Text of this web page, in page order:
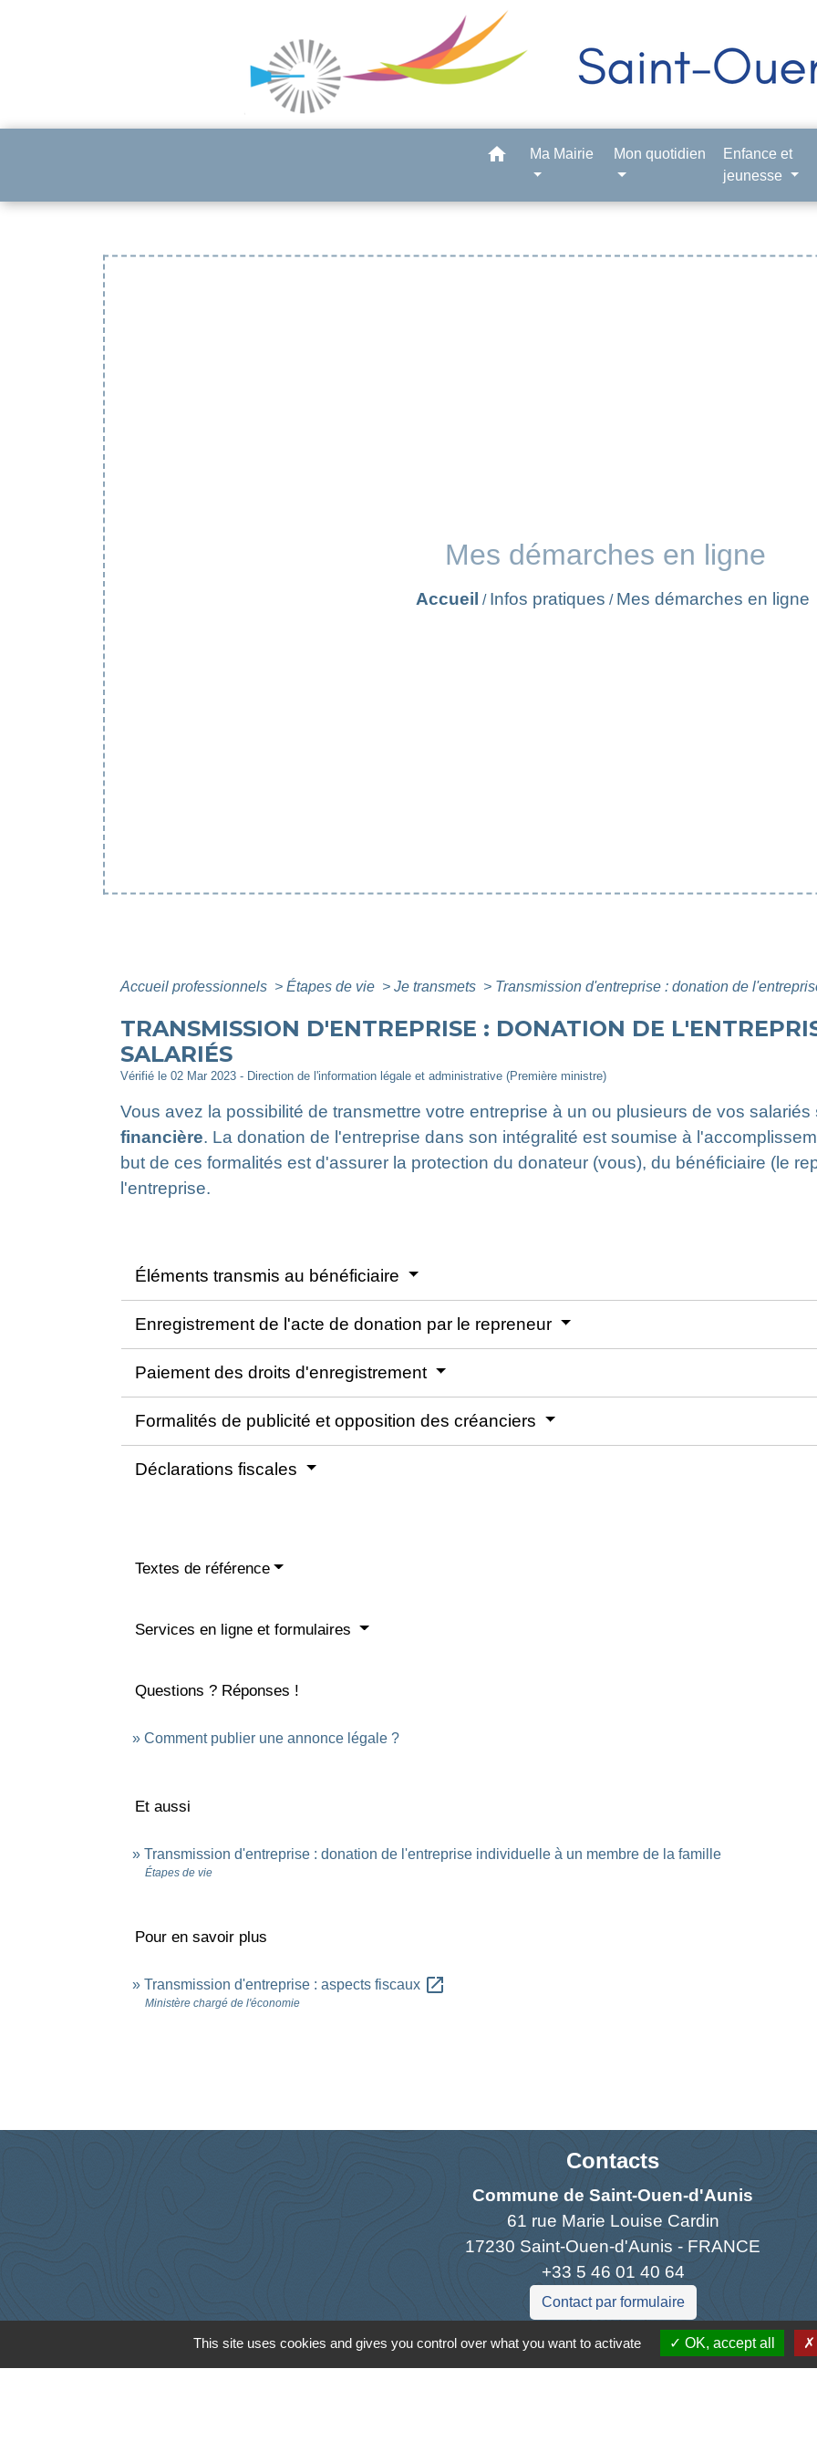
home Ma Mairie Mon quotidien
Enfance et
jeunesse
Mes démarches en ligne
Accueil / Infos pratiques / Mes démarches en ligne
Accueil professionnels > Étapes de vie > Je transmets > Transmission d'entreprise : donation de
TRANSMISSION D'ENTREPRISE : DONATION DE
SALARIÉS
Vérifié le 02 Mar 2023 - Direction de l'information légale et administrative (Première ministre)
Vous avez la possibilité de transmettre votre entreprise à un ou plusieurs de vos salariés
financière. La donation de l'entreprise dans son intégralité est soumise à
but de ces formalités est d'assurer la protection du donateur (vous), du bénéficiaire (le
l'entreprise.
Éléments transmis au bénéficiaire
Enregistrement de l'acte de donation par le repreneur
Paiement des droits d'enregistrement
Formalités de publicité et opposition des créanciers
Déclarations fiscales
Textes de référence
Services en ligne et formulaires
Questions ? Réponses !
Comment publier une annonce légale ?
Et aussi
Transmission d'entreprise : donation de l'entreprise individuelle à un membre de la famille
Étapes de vie
Pour en savoir plus
Transmission d'entreprise : aspects fiscaux open_in_new
Ministère chargé de l'économie
Contacts
Commune de Saint-Ouen-d'Aunis
61 rue Marie Louise Cardin
17230 Saint-Ouen-d'Aunis - FRANCE
+33 5 46 01 40 64
Contact par formulaire
This site uses cookies and gives you control over what you want to activate OK, accept all